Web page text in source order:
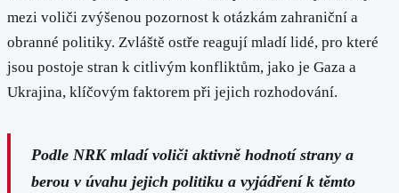
mezi voliči zvýšenou pozornost k otázkám zahraniční a
obranné politiky. Zvláště ostře reagují mladí lidé, pro které
jsou postoje stran k citlivým konfliktům, jako je Gaza a
Ukrajina, klíčovým faktorem při jejich rozhodování.
Podle NRK mladí voliči aktivně hodnotí strany a
berou v úvahu jejich politiku a vyjádření k těmto